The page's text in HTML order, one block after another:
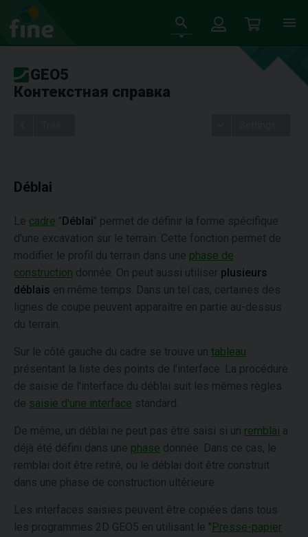
GEO5
Контекстная справка
Déblai
Le cadre "Déblai" permet de définir la forme spécifique
d'une excavation sur le terrain. Cette fonction permet de
modifier le profil du terrain dans une phase de
construction donnée. On peut aussi utiliser plusieurs
déblais en même temps. Dans un tel cas, certaines des
lignes de coupe peuvent apparaître en partie au-dessus
du terrain.
Sur le côté gauche du cadre se trouve un tableau
présentant la liste des points de l'interface. La procédure
de saisie de l'interface du déblai suit les mêmes règles
de saisie d'une interface standard.
De même, un déblai ne peut pas être saisi si un remblai a
déjà été défini dans une phase donnée. Dans ce cas, le
remblai doit être retiré, ou le déblai doit être construit
dans une phase de construction ultérieure.
Les interfaces saisies peuvent être copiées dans tous
les programmes 2D GEO5 en utilisant le "Presse-papier